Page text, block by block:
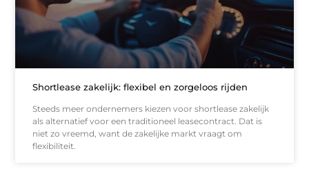
Shortlease zakelijk: flexibel en zorgeloos rijden
Steeds meer ondernemers kiezen voor shortlease zakelijk
als alternatief voor een traditioneel leasecontract. Dat is
niet zo vreemd, want de zakelijke markt vraagt om
flexibiliteit.